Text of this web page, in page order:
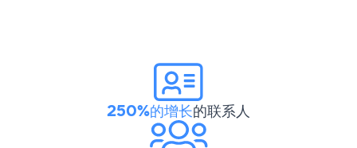
250%的增长的联系人